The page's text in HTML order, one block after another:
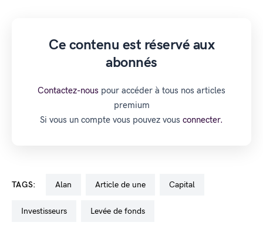
Ce contenu est réservé aux
abonnés
Contactez-nous pour accéder à tous nos articles
premium
Si vous un compte vous pouvez vous connecter.
TAGS: Alan Article de une capital
investisseurs levée de fonds